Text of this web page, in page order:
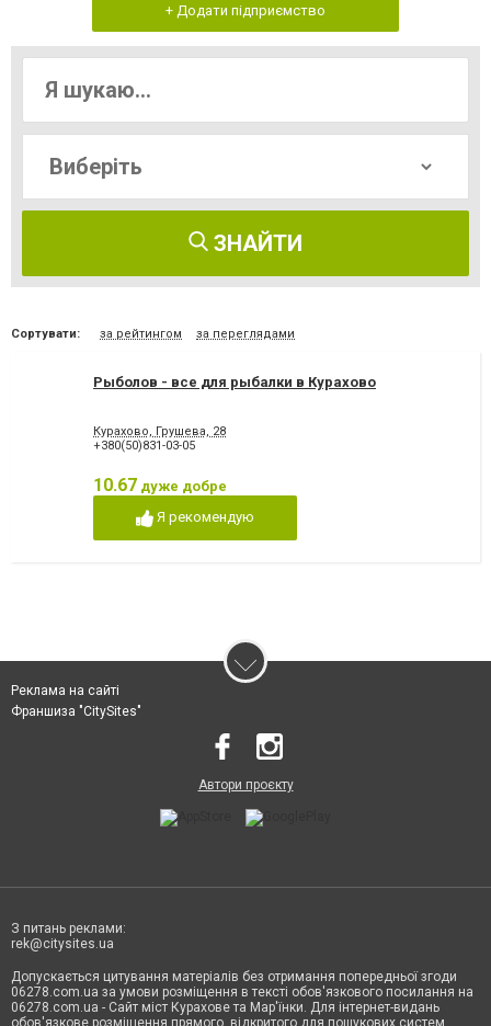
+ Додати підприємство
ЗНАЙТИ
Сортувати: за рейтингом за переглядами
Рыболов - все для рыбалки в Курахово
Курахово, Грушева, 28
+380(50)831-03-05
10.67 дуже добре
Я рекомендую
Реклама на сайті
Франшиза "CitySites"
Автори проєкту
З питань реклами:
rek@citysites.ua
Допускається цитування матеріалів без отримання попередньої згоди
06278.com.ua за умови розміщення в тексті обов'язкового посилання на
06278.com.ua - Сайт міст Курахове та Мар'їнки. Для інтернет-видань
обов'язкове розміщення прямого, відкритого для пошукових систем